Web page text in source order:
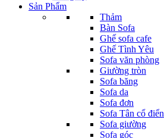
Sản Phẩm
Thảm
Bàn Sofa
Ghế sofa cafe
Ghế Tình Yêu
Sofa văn phòng
Giường tròn
Sofa băng
Sofa da
Sofa đơn
Sofa Tân cổ điển
Sofa giường
Sofa góc